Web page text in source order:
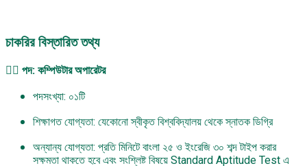
চাকরির বিস্তারিত তথ্য
১️⃣ পদ: কম্পিউটার অপারেটর
পদসংখ্যা: ০১টি
শিক্ষাগত যোগ্যতা: যেকোনো স্বীকৃত বিশ্ববিদ্যালয় থেকে স্নাতক ডিগ্রি
অন্যান্য যোগ্যতা: প্রতি মিনিটে বাংলা ২৫ ও ইংরেজি ৩০ শব্দ টাইপ করার
সক্ষমতা থাকতে হবে এবং সংশ্লিষ্ট বিষয়ে Standard Aptitude Test এ